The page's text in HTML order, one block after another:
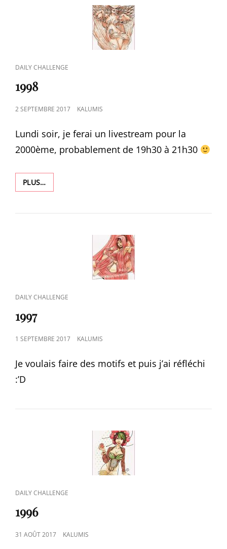
CAT
DAILY CHALLENGE
1998
POSTED
2 SEPTEMBRE 2017 KALUMIS
Lundi soir, je ferai un livestream pour la
2000ème, probablement de 19h30 à 21h30
PLUS…1998
CAT
DAILY CHALLENGE
1997
POSTED
1 SEPTEMBRE 2017 KALUMIS
Je voulais faire des motifs et puis j’ai réfléchi
:’D
CAT
DAILY CHALLENGE
1996
POSTED
31 AOÛT 2017 KALUMIS